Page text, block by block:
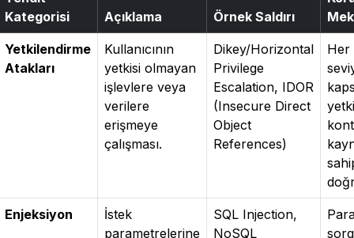
Kategorisi
Açıklama Örnek Saldırı
Yetkilendirme
Atakları
Kullanıcının
yetkisi olmayan
işlevlere veya
verilere
erişmeye
çalışması.
Dikey/Horizontal
Privilege
Escalation, IDOR
(Insecure Direct
Object
References)
Her
yetki
Enjeksiyon
İstek
parametrelerine
SQL Injection,
NoSQL